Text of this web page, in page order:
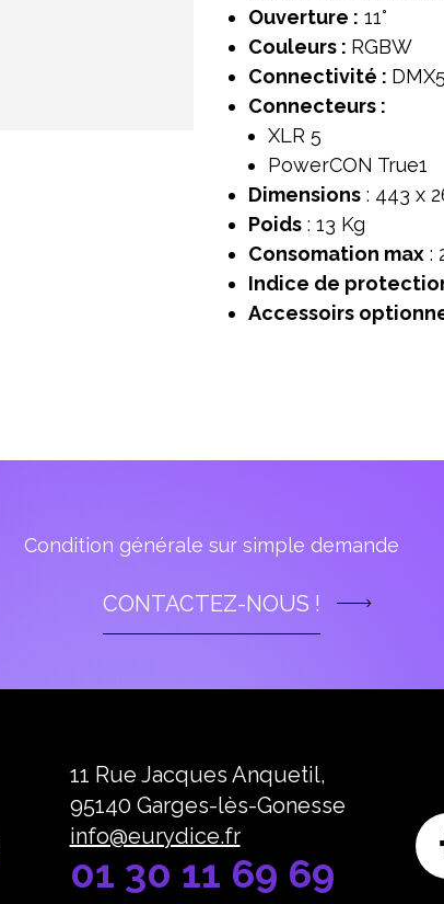
Ouverture : 11°
Couleurs : RGBW
Connectivité :
Connecteurs :
XLR 5
PowerCON True1
Dimensions : 443 x
Poids : 13 Kg
Consomation max :
Indice de
Accessoirs
Condition générale sur simple demande
CONTACTEZ-NOUS !
11 Rue Jacques Anquetil,
95140 Garges-lès-Gonesse
info@eurydice.fr
01 30 11 69 69